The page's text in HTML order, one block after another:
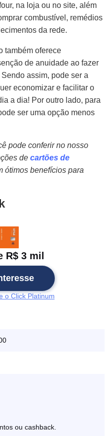
na loja ou no site, além
combustível, remédios
da rede.
também oferece
de anuidade ao fazer
assim, pode ser a
economizar e facilitar o
a dia! Por outro lado, para
ser uma opção menos
pode conferir no nosso
de cartões de
ótimos benefícios para
R$ 3 mil
o Click Platinum
ou cashback.